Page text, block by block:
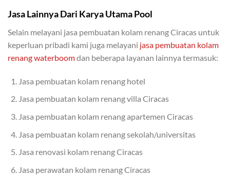
Jasa Lainnya Dari Karya Utama Pool
Selain melayani jasa pembuatan kolam renang Ciracas untuk
keperluan pribadi kami juga melayani jasa pembuatan kolam
renang waterboomdan beberapa layanan lainnya termasuk:
Jasa pembuatan kolam renang hotel
Jasa pembuatan kolam renang villa Ciracas
Jasa pembuatan kolam renang apartemen Ciracas
Jasa pembuatan kolam renang sekolah/universitas
Jasa renovasi kolam renang Ciracas
Jasa perawatan kolam renang Ciracas